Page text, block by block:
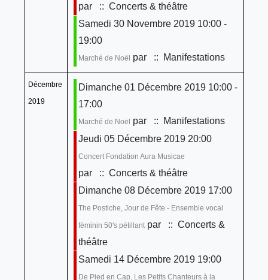
par
:: Concerts & théâtre
Samedi 30 Novembre 2019 10:00 -
19:00
Marché de Noël par :: Manifestations
Décembre
2019
Dimanche 01 Décembre 2019 10:00 -
17:00
Marché de Noël par
:: Manifestations
Jeudi 05 Décembre 2019 20:00
Concert Fondation Aura Musicae
par
:: Concerts & théâtre
Dimanche 08 Décembre 2019 17:00
The Postiche, Jour de Fête - Ensemble vocal
féminin 50's pétillantpar
:: Concerts &
théâtre
Samedi 14 Décembre 2019 19:00
De Pied en Cap, Les Petits Chanteurs à la